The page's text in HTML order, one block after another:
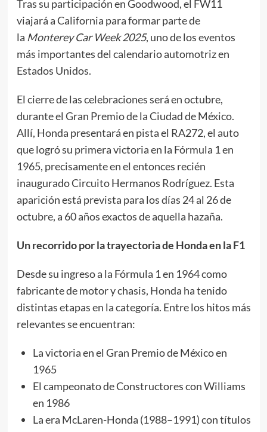
Tras su participación en Goodwood, el FW11
viajará a California para formar parte de
la Monterey Car Week 2025, uno de los eventos
más importantes del calendario automotriz en
Estados Unidos.
El cierre de las celebraciones será en octubre,
durante el Gran Premio de la Ciudad de México.
Allí, Honda presentará en pista el RA272, el auto
que logró su primera victoria en la Fórmula 1 en
1965, precisamente en el entonces recién
inaugurado Circuito Hermanos Rodríguez. Esta
aparición está prevista para los días 24 al 26 de
octubre, a 60 años exactos de aquella hazaña.
Un recorrido por la trayectoria de Honda en la F1
Desde su ingreso a la Fórmula 1 en 1964 como
fabricante de motor y chasis, Honda ha tenido
distintas etapas en la categoría. Entre los hitos más
relevantes se encuentran:
La victoria en el Gran Premio de México en
1965
El campeonato de Constructores con Williams
en 1986
La era McLaren-Honda (1988–1991) con títulos